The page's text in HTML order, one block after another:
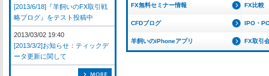
FX無料セミナー情報 FX比較
CFDブログ IPO・
羊飼いのiPhoneアプリ FX取引
[2013/6/18]『羊飼いのFX取引戦
略ブログ』をテスト投稿中
2013/03/02 19:40
[2013/3/2]お知らせ：ティックデ
ータ更新に関して